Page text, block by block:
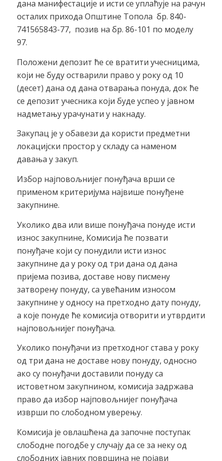
дана манифестације и исти се уплаћује на рачун
осталих прихода Општине Топола бр. 840-
741565843-77, позив на бр. 86-101 по моделу
97.
Положени депозит ће се вратити учесницима,
који не буду остварили право у року од 10
(десет) дана од дана отварања понуда, док ће
се депозит учесника који буде успео у јавном
надметању урачунати у накнаду.
Закупац је у обавези да користи предметни
локацијски простор у складу са наменом
давања у закуп.
Избор најповољнијег понуђача врши се
применом критеријума највише понуђене
закупнине.
Уколико два или више понуђача понуде исти
износ закупнине, Комисија ће позвати
понуђаче који су понудили исти износ
закупнине да у року од три дана од дана
пријема позива, доставе нову писмену
затворену понуду, са увећаним износом
закупнине у односу на претходно дату понуду,
а које понуде ће комисија отворити и утврдити
најповољнијег понуђача.
Уколико понуђачи из претходног става у року
од три дана не доставе нову понуду, односно
ако су понуђачи доставили понуду са
истоветном закупнином, комисија задржава
право да избор најповољнијег понуђача
изврши по слободном уверењу.
Комисија је овлашћена да започне поступак
слободне погодбе у случају да се за неку од
слободних јавних површина не појави